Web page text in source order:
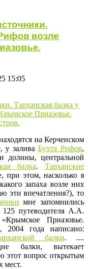
возле
15:05
на Керченском
у заливаБухта Рифов,
долины, центральной
балка.Тарханские
при этом, насколько я
запаха возле них
эти впечатления?), то
мне запомнились
путеводителя А.А.
Приазовье.
2004 года написано:
балки. ....
балки, вытекает
этот вопрос открытым
мест.